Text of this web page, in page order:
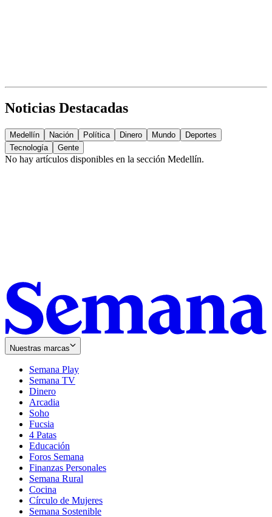
Noticias Destacadas
Medellín Nación Política Dinero Mundo
Deportes
Tecnología
Gente
No hay artículos disponibles en la sección Medellín.
Nuestras marcas
Semana Play
Semana TV
Dinero
Arcadia
Soho
in
new
window
Fucsia
in
new
window
4 Patas
Educación
Foros Semana
Finanzas Personales
Semana Rural
Cocina
Círculo de Mujeres
Semana Sostenible